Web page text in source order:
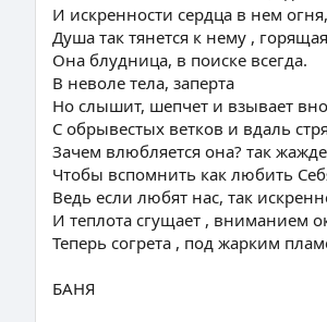
И искренности сердца в нем огня,
Душа так тянется к нему ,
Она блудница, в поиске всегда.
В неволе тела, заперта
Но слышит, шепчет и взывает
С обрывестых ветков и вдаль
Зачем влюбляется она? так
Чтобы вспомнить как любить
Ведь если любят нас, так
И теплота сгущает , вниманием
Теперь согрета , под жарким
БАНЯ